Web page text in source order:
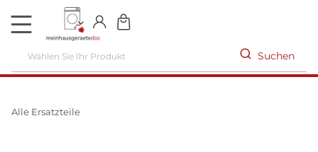
DE
Suchen
Alle Ersatzteile